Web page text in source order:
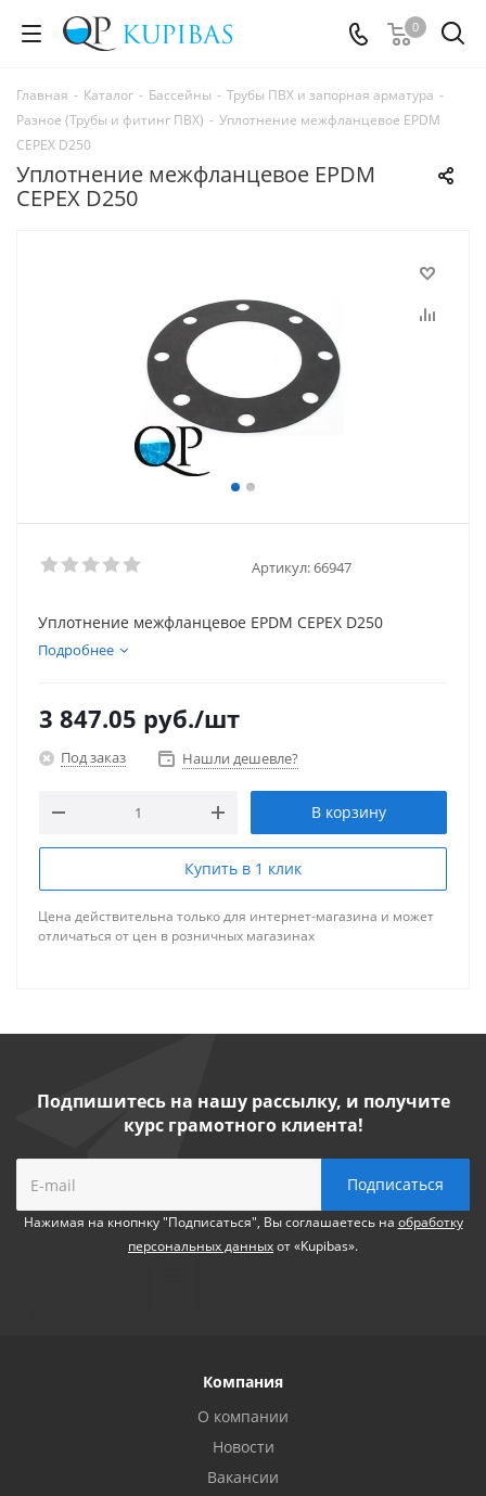
0
Главная - Каталог - Бассейны - Трубы ПВХ и запорная арматура -
Разное (Трубы и фитинг ПВХ) - Уплотнение межфланцевое EPDM
CEPEX D250
Уплотнение межфланцевое EPDM
CEPEX D250
Артикул:66947
Уплотнение межфланцевое EPDM CEPEX D250
Подробнее
3 847.05 руб./шт
Под заказ Нашли дешевле?
В корзину
Купить в 1 клик
Цена действительна только для интернет-магазина и может
отличаться от цен в розничных магазинах
Подпишитесь на нашу рассылку, и получите
курс грамотного клиента!
Нажимая на кнопнку "Подписаться", Вы соглашаетесь на обработку
персональных данныхот «Kupibas».
Компания
О компании
Новости
Вакансии